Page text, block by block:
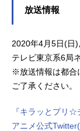
放送情報
2020年4月5日(日)
テレビ東京系6局
※放送情報は都合
ご了承ください。
『キラッとプリ☆
アニメ公式